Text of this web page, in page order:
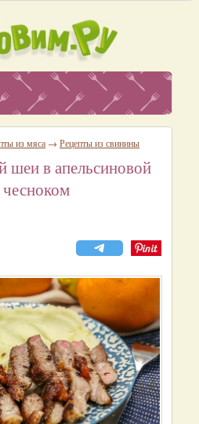
из мяса → Рецепты из свинины
шеи в апельсиновой
чесноком